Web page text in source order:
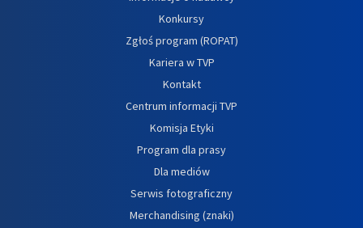
Konkursy
Zgłoś program (ROPAT)
Kariera w TVP
Kontakt
Centrum informacji TVP
Komisja Etyki
Program dla prasy
Dla mediów
Serwis fotograficzny
Merchandising (znaki)